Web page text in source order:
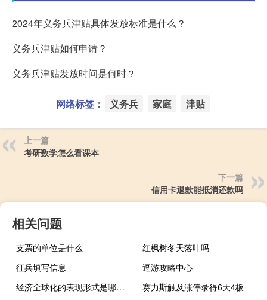
2024年义务兵津贴具体发放标准是什么？
义务兵津贴如何申请？
义务兵津贴发放时间是何时？
网络标签： 义务兵 家庭 津贴
上一篇
考研数学怎么看课本
下一篇
信用卡退款能抵消还款吗
相关问题
支票的单位是什么
红枫树冬天落叶吗
征兵填写信息
逗游攻略中心
经济全球化的表现形式是哪三个
赛力斯触及涨停录得6天4板